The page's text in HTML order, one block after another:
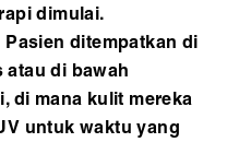
dimulai.
Pasien ditempatkan di
atau di bawah
di mana kulit mereka
untuk waktu yang